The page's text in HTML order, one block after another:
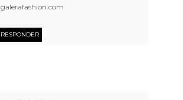
galerafashion.com
RESPONDER